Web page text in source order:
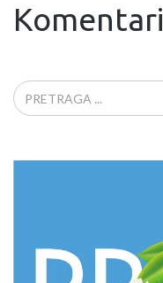
Komentari